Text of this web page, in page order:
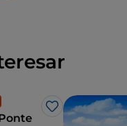
Me gusta